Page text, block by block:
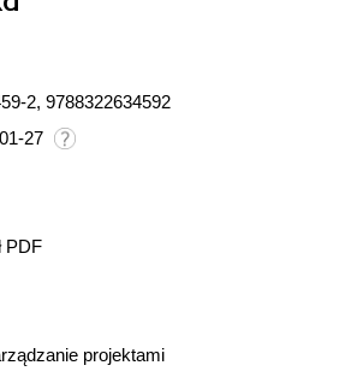
2, 9788322634592
27
PDF
projektami